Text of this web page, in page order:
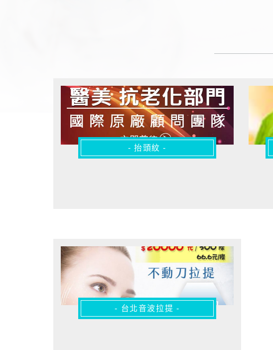
- 抬頭紋 -
- 台北音波拉提 -